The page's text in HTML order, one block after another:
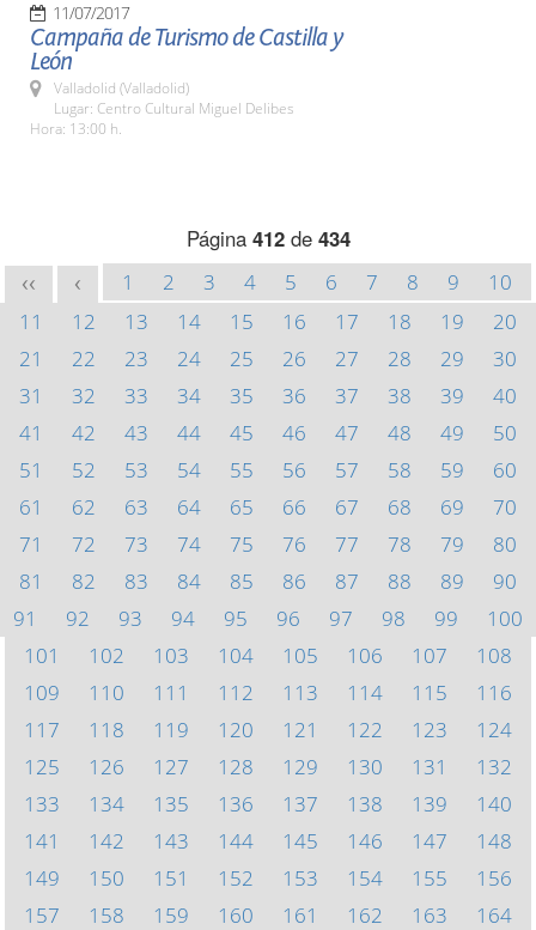
11/07/2017
Campaña de Turismo de Castilla y
León
Valladolid (Valladolid)
Lugar: Centro Cultural Miguel Delibes
Hora: 13:00 h.
Página 412de 434
<< < 1 2 3 4 5 6 7 8 9
10
11
12 13 14 15 16 17 18 19
20
21
22 23 24 25 26 27 28 29
30
31
32 33 34 35 36 37 38 39
40
41
42 43 44 45 46 47 48 49
50
51
52 53 54 55 56 57 58 59
60
61
62 63 64 65 66 67 68 69
70
71
72 73 74 75 76 77 78 79
80
81
82 83 84 85 86 87 88 89
90
91
92 93 94 95 96 97 98 99
100
101
102 103 104 105 106 107
108
109
110 111 112 113 114 115
116
117
118 119 120 121 122 123
124
125
126 127 128 129 130 131
132
133
134 135 136 137 138 139
140
141
142 143 144 145 146 147
148
149
150 151 152 153 154 155
156
157
158 159 160 161 162 163
164